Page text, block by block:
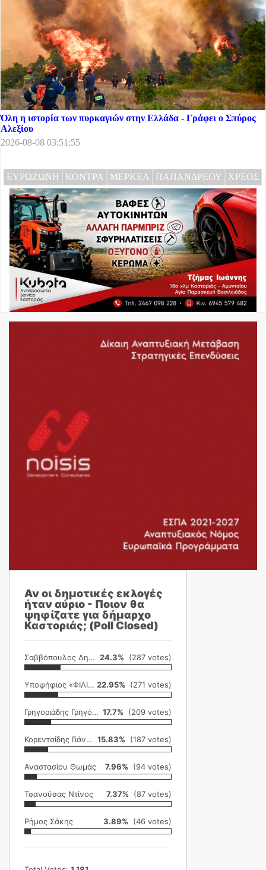
Όλη η ιστορία των πυρκαγιών στην Ελλάδα - Γράφει ο Σπύρος
Αλεξίου
2026-08-08 03:51:55
ΕΥΡΩΖΩΝΗ ΚΟΝΤΡΑ ΜΕΡΚΕΛ ΠΑΠΑΝΔΡΕΟΥ ΧΡΕΟΣ
Αν οι δημοτικές εκλογές
ήταν αύριο - Ποιον θα
ψηφίζατε για δήμαρχο
Καστοριάς; (Poll Closed)
Σαββόπουλος Δημήτρης 24.3% (287 votes)
Υποψήφιος «ΦΙΛΙΚΗ ΕΤΑΙΡΕΙΑ» 22.95% (271 votes)
Γρηγοριάδης Γρηγόρης 17.7% (209 votes)
Κορεντσίδης Γιάννης 15.83% (187 votes)
Αναστασίου Θωμάς 7.96% (94 votes)
Τσανούσας Ντίνος 7.37% (87 votes)
Ρήμος Σάκης 3.89% (46 votes)